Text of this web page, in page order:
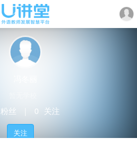
粉丝 0 关注
关注